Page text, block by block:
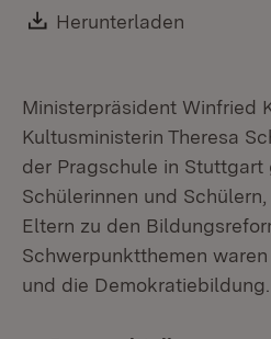
Download:
Herunterladen
Ministerpräsident Winfried
Kultusministerin Theresa
der Pragschule in Stuttgart
Schülerinnen und
Eltern zu den
Schwerpunktthemen
und die Demokratiebildung.